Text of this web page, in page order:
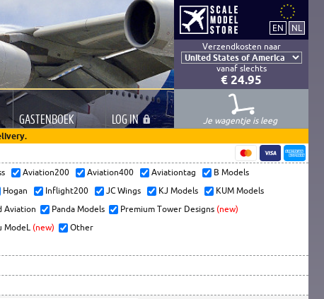
Verzendkosten naar
vanaf slechts
€ 24.95
GASTENBOEK LOGIN
Je wagentje is leeg
Aviation200 Aviation400 Aviationtag
B Models
Hogan Inflight200 JC Wings KJ Models
KUM Models
Aviation Panda Models Premium Tower Designs (new)
ModeL (new)
Other